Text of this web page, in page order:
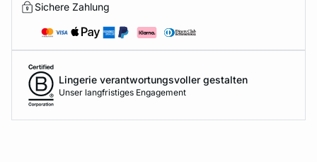
Sichere Zahlung
Lingerie verantwortungsvoller gestalten
Unser langfristiges Engagement